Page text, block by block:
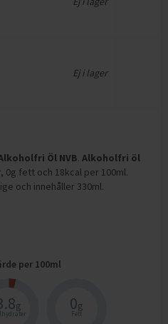
Ej i lager
Öl NVB. Alkoholfri öl
0g fett och 18kcal per 100ml.
och innehåller 330ml.
per 100ml
g 0g
Fett